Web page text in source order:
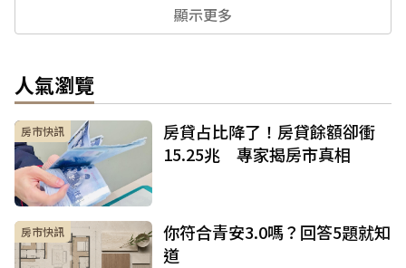
顯示更多
人氣瀏覽
房市快訊
房貸占比降了！房貸餘額卻衝
15.25兆 專家揭房市真相
房市快訊
你符合青安3.0嗎？回答5題就知
道